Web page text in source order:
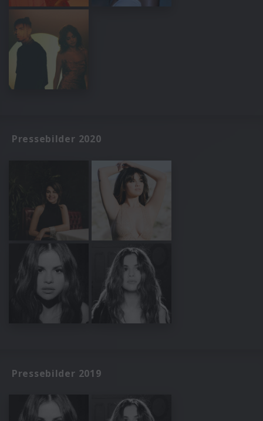
Pressebilder 2020
Pressebilder 2019